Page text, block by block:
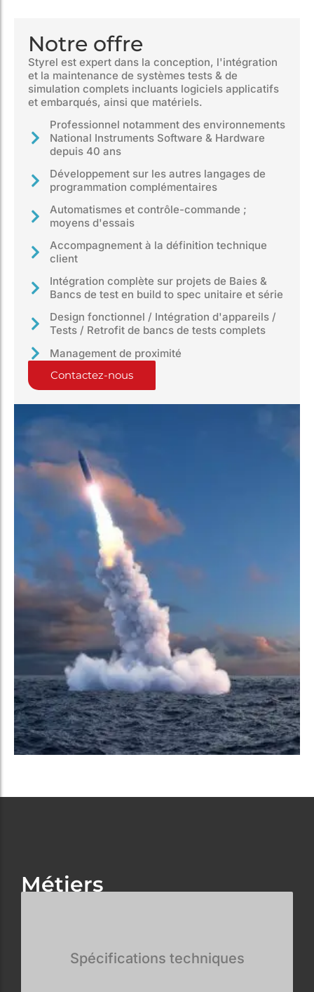
Notre offre
Styrel est expert dans la conception, l'intégration
et la maintenance de systèmes tests & de
simulation complets incluants logiciels applicatifs
et embarqués, ainsi que matériels.
Professionnel notamment des environnements
National Instruments Software & Hardware
depuis 40 ans
Développement sur les autres langages de
programmation complémentaires
Automatismes et contrôle-commande ;
moyens d'essais
Accompagnement à la définition technique
client
Intégration complète sur projets de Baies &
Bancs de test en build to spec unitaire et série
Design fonctionnel / Intégration d'appareils /
Tests / Retrofit de bancs de tests complets
Management de proximité
Contactez-nous
Métiers
Spécifications techniques